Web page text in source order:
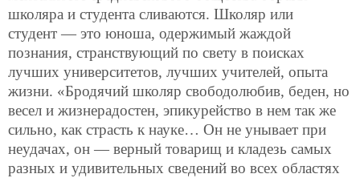
школяра и студента сливаются. Школяр или
студент — это юноша, одержимый жаждой
познания, странствующий по свету в поисках
лучших университетов, лучших учителей, опыта
жизни. «Бродячий школяр свободолюбив, беден, но
весел и жизнерадостен, эпикурейство в нем так же
сильно, как страсть к науке… Он не унывает при
неудачах, он — верный товарищ и кладезь самых
разных и удивительных сведений во всех областях